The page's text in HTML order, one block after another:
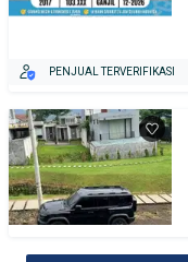
PENJUAL TERVERIFIKASI